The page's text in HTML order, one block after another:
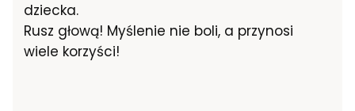
dziecka.
Rusz głową! Myślenie nie boli, a przynosi
wiele korzyści!